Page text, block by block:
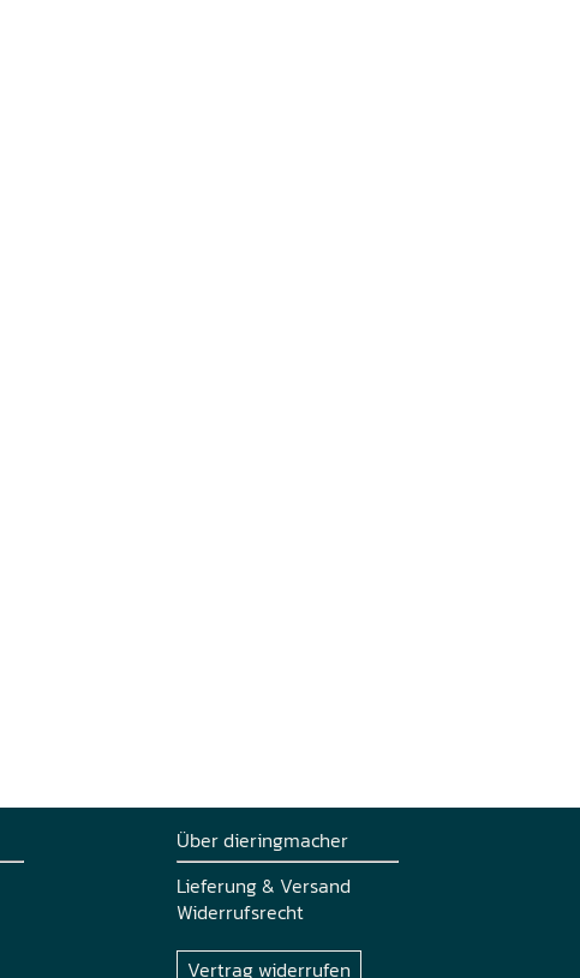
Über dieringmacher
Lieferung & Versand
Widerrufsrecht
Vertrag widerrufen